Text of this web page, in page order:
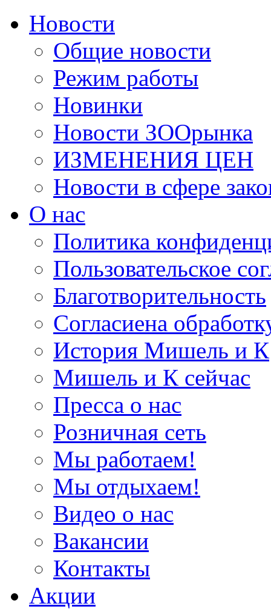
Новости
Общие новости
Режим работы
Новинки
Новости ЗООрынка
ИЗМЕНЕНИЯ ЦЕН
Новости в сфере
О нас
Политика
Пользовательское
Благотворительность
Согласиена
История Мишель и К
Мишель и К сейчас
Пресса о нас
Розничная сеть
Мы работаем!
Мы отдыхаем!
Видео о нас
Вакансии
Контакты
Акции